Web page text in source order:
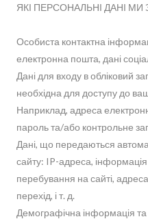
ЯКІ ПЕРСОНАЛЬНІ ДАНІ
Особиста контактна
електронна пошта, дані
Дані для входу в обліковий
необхідна для доступу до
Наприклад, адреса
пароль та/або контрольне
Дані, що передаються
сайту: IP-адреса,
перебування на сайті,
перехід, і т. д.
Демографічна інформація